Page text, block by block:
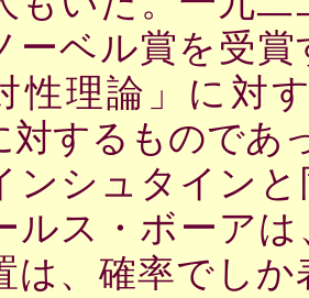
ーベル賞を受
性理論」に対
対するものであ
シュタインと
ルス・ボーア
は、確率でし